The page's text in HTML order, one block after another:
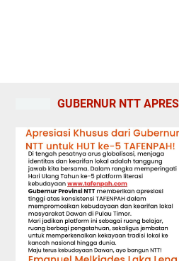
GUBERNUR NTT